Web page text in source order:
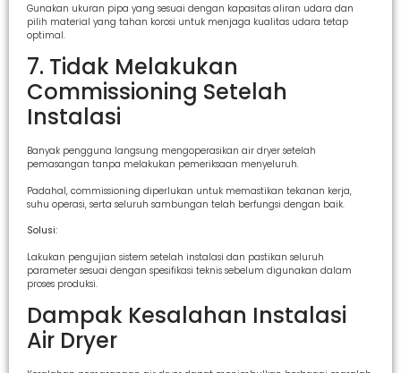
Gunakan ukuran pipa yang sesuai dengan kapasitas aliran udara dan
pilih material yang tahan korosi untuk menjaga kualitas udara tetap
optimal.
7. Tidak Melakukan
Commissioning Setelah
Instalasi
Banyak pengguna langsung mengoperasikan air dryer setelah
pemasangan tanpa melakukan pemeriksaan menyeluruh.
Padahal, commissioning diperlukan untuk memastikan tekanan kerja,
suhu operasi, serta seluruh sambungan telah berfungsi dengan baik.
Solusi:
Lakukan pengujian sistem setelah instalasi dan pastikan seluruh
parameter sesuai dengan spesifikasi teknis sebelum digunakan dalam
proses produksi.
Dampak Kesalahan Instalasi
Air Dryer